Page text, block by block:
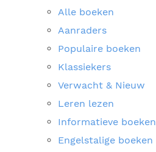
Alle boeken
Aanraders
Populaire boeken
Klassiekers
Verwacht & Nieuw
Leren lezen
Informatieve boeken
Engelstalige boeken